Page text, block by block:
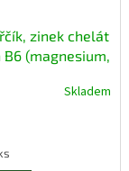
zinek chelát
(magnesium,
Skladem